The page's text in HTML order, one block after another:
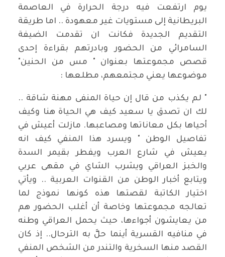
يوم ارتفعت فيه درجة الحرارة في العاصمة
البريطانية إلى مستويات غير معهودة .. اما طريقة
التقديم الجديدة فكانت ان تقدمت الضيفة
السامرائي من الحضور وبادرتهم بقراءة إحدى
قصص مجموعتها بعنوان " مس من الحنين"
موضوعها يعني مجتمعهم، مطلعها :
" لم يكذب من قال إن حياة المنفى مهنة شاقة ..
لك ان تصدق يا سعيد كيف هي الحياة هنا وكيف
أحياها بكل معاناتها ومصاعبها. مازلت أعيش في
تفاصيل الوطن " ويسرد هذا المنفي كيف انه
يعيش في شارع العرب ويفطر بقيمر السدة
والخبز العراقي ويشرب الشاي في مقهى عربي
ويتابع أخبار الوطن من القنوات العربية .. ويأتي
اختيار الكاتبة لقصتها هذه كونها نموذج لما
تعالجه مجموعتها وخاصة أن أغلب الحضور هم
من يعايشون أجواءها، حيث يحمل العراقي وطنه
في منافيه القسرية أينما حلَّ به الترحال.. إذ كان
القصد منها السخرية والتندر من الشخص المنفي